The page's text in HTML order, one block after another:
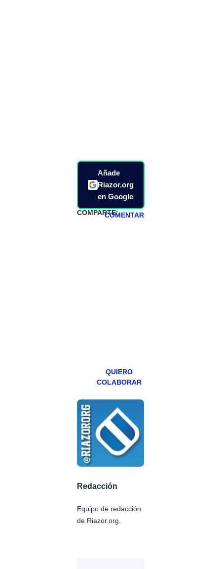
Añade
Riazor.org
en Google
COMPARTE:COMENTAR
QUIERO
COLABORAR
Redacción
Equipo de redacción
de Riazor.org.